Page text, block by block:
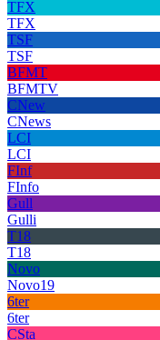
TFX
TFX
TSF
TSF
BFMT
BFMTV
CNew
CNews
LCI
LCI
FInf
FInfo
Gull
Gulli
T18
T18
Novo
Novo19
6ter
6ter
CSta